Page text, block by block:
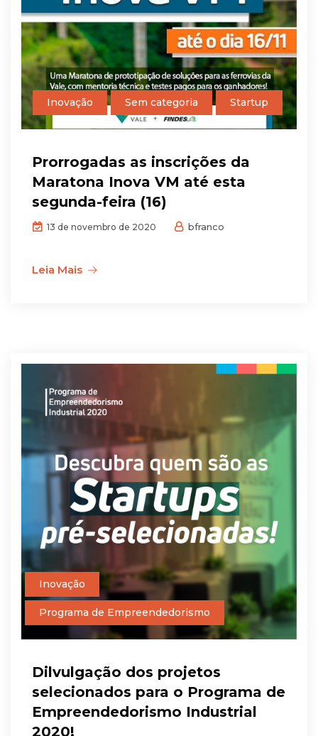
Inovação Sem categoria Startup
Prorrogadas as inscrições da
Maratona Inova VM até esta
segunda-feira (16)
13 de novembro de 2020 bfranco
Leia Mais
Inovação
Programa de Empreendedorismo
Dilvulgação dos projetos
selecionados para o Programa de
Empreendedorismo Industrial
2020!